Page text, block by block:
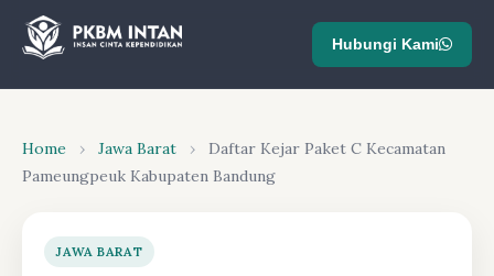
Hubungi Kami
Home › Jawa Barat ›
Daftar Kejar Paket C Kecamatan
Pameungpeuk Kabupaten Bandung
JAWA BARAT